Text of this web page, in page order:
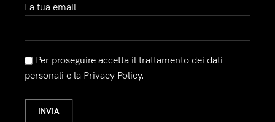
La tua email
Per proseguire accetta il trattamento dei dati
personali e la Privacy Policy.